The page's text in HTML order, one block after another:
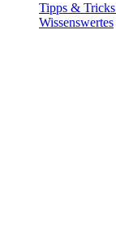
Tipps & Tricks
Wissenswertes